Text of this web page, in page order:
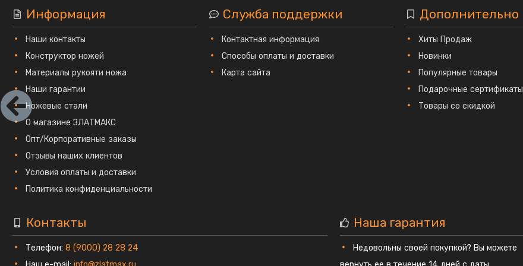
Информация
Наши контакты
Конструктор ножей
Материалы рукояти ножа
Наши гарантии
Ножевые стали
О магазине ЗЛАТМАКС
Опт/Корпоративные заказы
Отзывы наших клиентов
Условия оплаты и доставки
Политика конфиденциальности
Служба поддержки
Контактная информация
Способы оплаты и доставки
Карта сайта
Дополнительно
Хиты Продаж
Новинки
Популярные товары
Подарочные сертификаты
Товары со скидкой
Контакты
Телефон: 8 (9000) 28 28 24
Наша гарантия
Недовольны своей покупкой? Вы можете